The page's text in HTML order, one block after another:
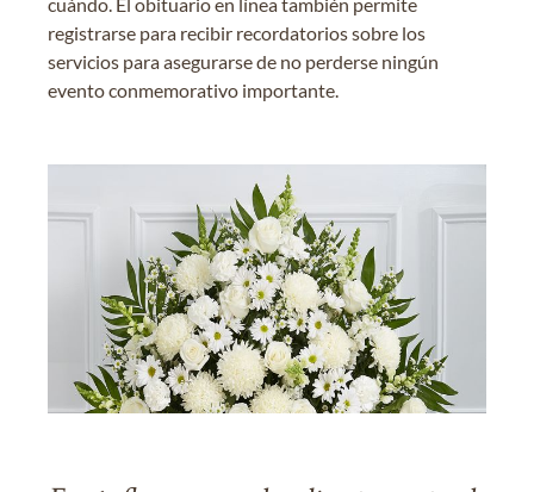
registrarse para recibir recordatorios sobre los
servicios para asegurarse de no perderse ningún
evento conmemorativo importante.